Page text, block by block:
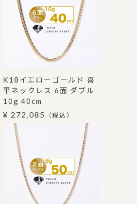
K18イエローゴールド 喜
平ネックレス 6面 ダブル
10g 40cm
¥ 272,085 （税込）